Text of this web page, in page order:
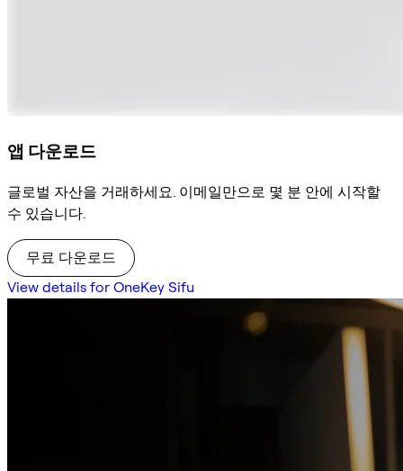
앱 다운로드
글로벌 자산을 거래하세요. 이메일만으로 몇 분 안에 시작할
수 있습니다.
무료 다운로드
View details for OneKey Sifu